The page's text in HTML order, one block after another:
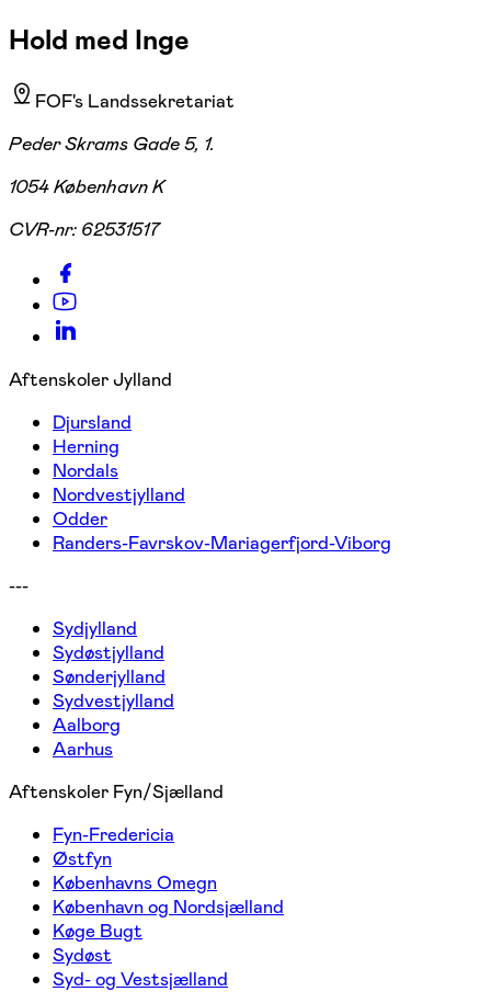
Hold med Inge
FOF's Landssekretariat
Peder Skrams Gade 5, 1.
1054 København K
CVR-nr: 62531517
Aftenskoler Jylland
Djursland
Herning
Nordals
Nordvestjylland
Odder
Randers-Favrskov-Mariagerfjord-Viborg
---
Sydjylland
Sydøstjylland
Sønderjylland
Sydvestjylland
Aalborg
Aarhus
Aftenskoler Fyn/Sjælland
Fyn-Fredericia
Østfyn
Københavns Omegn
København og Nordsjælland
Køge Bugt
Sydøst
Syd- og Vestsjælland